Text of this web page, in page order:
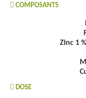
COMPOSANTS
Zinc 1
DOSE